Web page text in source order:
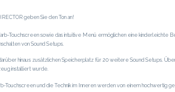
geben Sie den Ton an!
Touchscreen sowie das intuitive Menü ermöglichen eine
von Sound Setups.
hinaus zusätzlichen Speicherplatz für 20 weitere Sound Setups.
installiert wurde.
Touchscreen und die Technik im Inneren werden von einem hochwertig